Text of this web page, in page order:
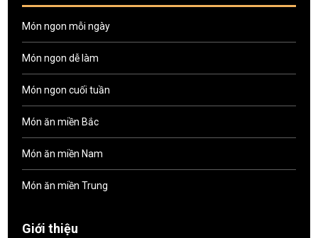
Món ngon mỗi ngày
Món ngon dễ làm
Món ngon cuối tuần
Món ăn miền Bắc
Món ăn miền Nam
Món ăn miền Trung
Giới thiệu